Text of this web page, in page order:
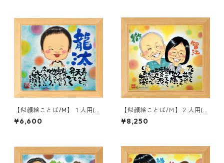
【似顔絵ことば/M】１人用(額
付き)
¥6,600
【似顔絵ことば/Ｍ】２人用(額
付き)
¥8,250